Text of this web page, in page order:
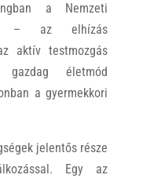
a Nemzeti
– az elhízás
aktív testmozgás
gazdag életmód
a gyermekkori
jelentős része
Egy az